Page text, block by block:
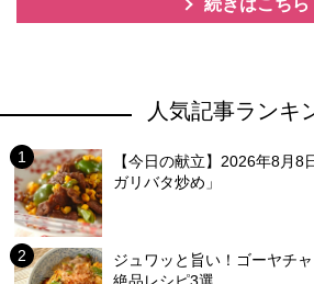
人気記事ランキ
【今日の献立】2026年8月
ガリバタ炒め」
ジュワッと旨い！ゴーヤチ
絶品レシピ3選